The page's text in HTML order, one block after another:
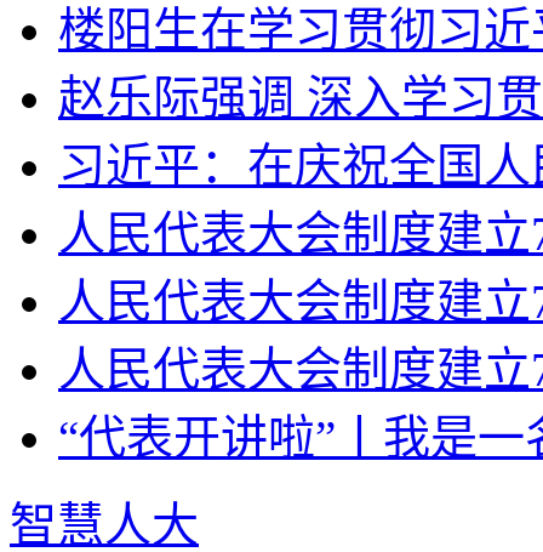
楼阳生在学习贯彻习
赵乐际强调 深入学习
习近平：在庆祝全国
人民代表大会制度建
人民代表大会制度建
人民代表大会制度建
“代表开讲啦”丨我是
智慧人大